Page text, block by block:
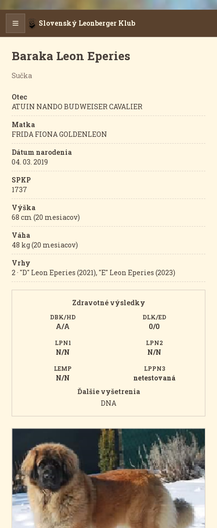
Slovenský Leonberger Klub
Baraka Leon Eperies
Sučka
Otec
ATUIN NANDO BUDWEISER CAVALIER
Matka
FRIDA FIONA GOLDENLEON
Dátum narodenia
04. 03. 2019
SPKP
1737
Výška
68 cm (20 mesiacov)
Váha
48 kg (20 mesiacov)
Vrhy
2 · "D" Leon Eperies (2021), "E" Leon Eperies (2023)
Zdravotné výsledky
DBK/HD
A/A
DLK/ED
0/0
LPN1
N/N
LPN2
N/N
LEMP
N/N
LPPN3
netestovaná
Ďalšie vyšetrenia
DNA